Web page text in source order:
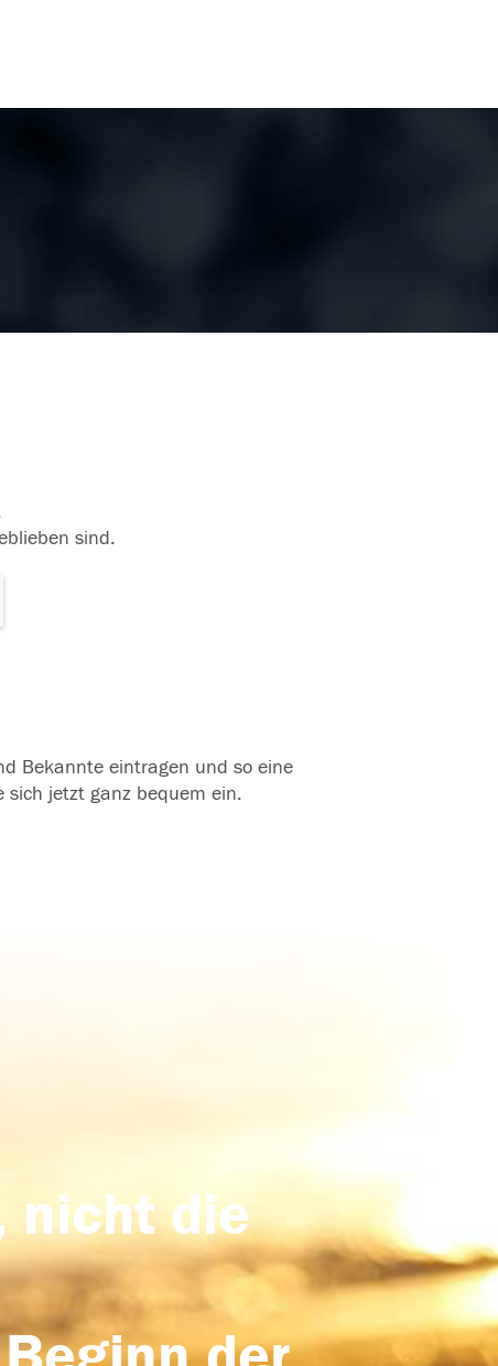
sind.
Bekannte eintragen und so eine
jetzt ganz bequem ein.
nicht die